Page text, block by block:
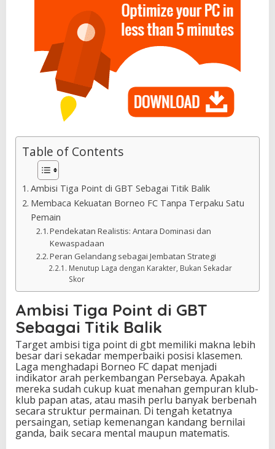
Table of Contents
Ambisi Tiga Point di GBT Sebagai Titik Balik
Membaca Kekuatan Borneo FC Tanpa Terpaku Satu
Pemain
Pendekatan Realistis: Antara Dominasi dan
Kewaspadaan
Peran Gelandang sebagai Jembatan Strategi
Menutup Laga dengan Karakter, Bukan Sekadar
Skor
Ambisi Tiga Point di GBT
Sebagai Titik Balik
Target ambisi tiga point di gbt memiliki makna lebih
besar dari sekadar memperbaiki posisi klasemen.
Laga menghadapi Borneo FC dapat menjadi
indikator arah perkembangan Persebaya. Apakah
mereka sudah cukup kuat menahan gempuran klub-
klub papan atas, atau masih perlu banyak berbenah
secara struktur permainan. Di tengah ketatnya
persaingan, setiap kemenangan kandang bernilai
ganda, baik secara mental maupun matematis.